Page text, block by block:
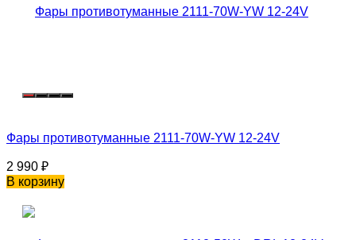
Фары противотуманные 2111-70W-YW 12-24V
2 990 ₽
В корзину